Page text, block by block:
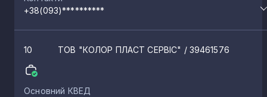
+38(093)**********
10 ТОВ "КОЛОР ПЛАСТ СЕРВІС" / 39461576
Основний КВЕД